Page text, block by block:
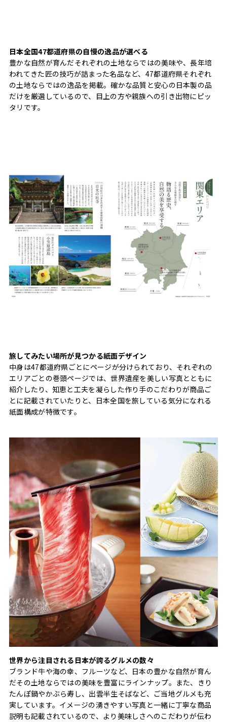
日本全国47都道府県の自慢の逸品が選べる
豊かな自然が育んだそれぞれの土地ならではの美味や、長年培
われてきた匠の技巧が詰まった名品など、47都道府県それぞれ
の土地ならではの逸品を掲載。確かな品質と安心の日本製の品
だけを厳選しているので、目上の方や親族への引き出物にピッ
タリです。
旅してみたい場所が見つかる紙面デザイン
中身は47都道府県ごとにページが分けられており、それぞれの
エリアごとの巻頭ページでは、世界遺産を美しい写真とともに
紹介したり、知恵と工夫を凝らした作り手のこだわりが商品ご
とに記載されていたりと、日本全国を旅している気分になれる
紙面構成が特徴です。
世界から注目される日本が誇るグルメの数々
ブランド牛や海の幸、フルーツなど、日本の豊かな自然が育ん
だその土地ならではの美味を豊富にラインナップ。また、きり
たんぽ鍋やかぶら寿し、出雲半生そばなど、ご当地グルメも充
実しています。イメージの湧きやすい写真と一緒に丁寧な商品
説明も記載されているので、より美味しさへのこだわりが伝わ